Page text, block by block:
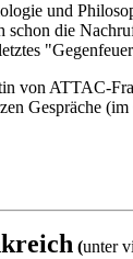
und
schon die
von ATTAC-
Gespräche
(unter